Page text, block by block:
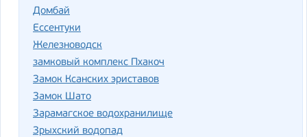
Домбай
Ессентуки
Железноводск
замковый комплекс Пхакоч
Замок Ксанских эриставов
Замок Шато
Зарамагское водохранилище
Зрыхский водопад